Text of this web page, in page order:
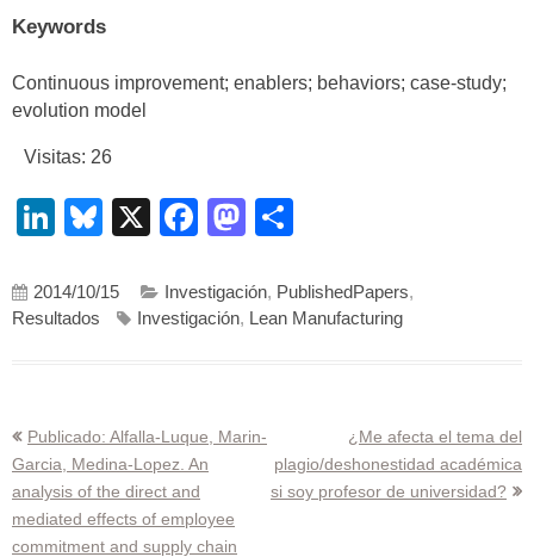
Keywords
Continuous improvement; enablers; behaviors; case-study;
evolution model
Visitas: 26
LinkedIn
Bluesky
X Facebook
Mastodon
2014/10/15 Investigación, PublishedPapers,
Resultados
Investigación, Lean Manufacturing
Navegación
de
entradas
Publicado: Alfalla-Luque, Marin-
Garcia, Medina-Lopez. An
analysis of the direct and
mediated effects of employee
commitment and supply chain
¿Me afecta el tema del
plagio/deshonestidad académica
si soy profesor de universidad?